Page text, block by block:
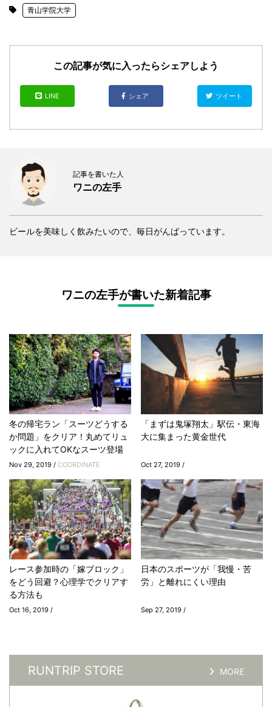
青山学院大学
この記事が気に入ったらシェアしよう
LINE シェア ツイート
記事を書いた人
ワニの左手
ビールを美味しく飲みたいので、毎日がんばっています。
ワニの左手が書いた新着記事
冬の帰宅ラン「スーツどうする
か問題」をクリア！丸めてリュ
ックに入れてOKなスーツ登場
Nov 29, 2019 / COORDINATE
「まずは鬼塚翔太」駅伝・東海
大に集まった黄金世代
Oct 27, 2019 /
レース参加時の「嫁ブロック」
をどう回避？心理学でクリアす
る方法も
Oct 16, 2019 /
日本のスポーツが「我慢・苦
労」と離れにくい理由
Sep 27, 2019 /
RUNTRIP STORE MORE